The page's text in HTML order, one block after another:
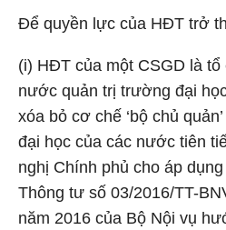
Để quyền lực của HĐT trở
(i) HĐT của một CSGD là
nước quản trị trường đại
xóa bỏ cơ chế ‘bộ chủ
đại học của các nước tiên
nghị Chính phủ cho áp
Thông tư số 03/2016/TT-
năm 2016 của Bộ Nội vụ